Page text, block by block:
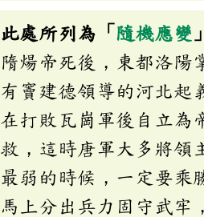
此處所列為「 隨機應變
隋煬帝死後，東都洛陽
有竇建德領導的河北起
在打敗瓦崗軍後自立為
救，這時唐軍大多將領
最弱的時候，一定要乘
馬上分出兵力固守武牢